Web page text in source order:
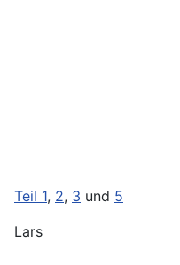
Teil 1, 2, 3 und 5
Lars